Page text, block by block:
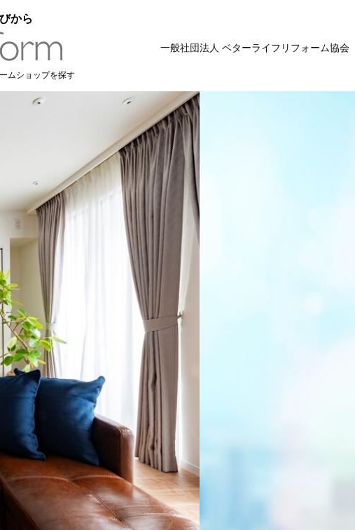
一般社団法人 ベターライフリフォーム協会